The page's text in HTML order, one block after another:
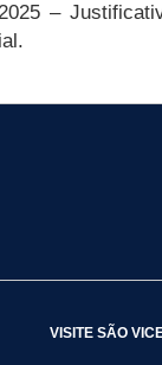
5–
VISITE SÃO